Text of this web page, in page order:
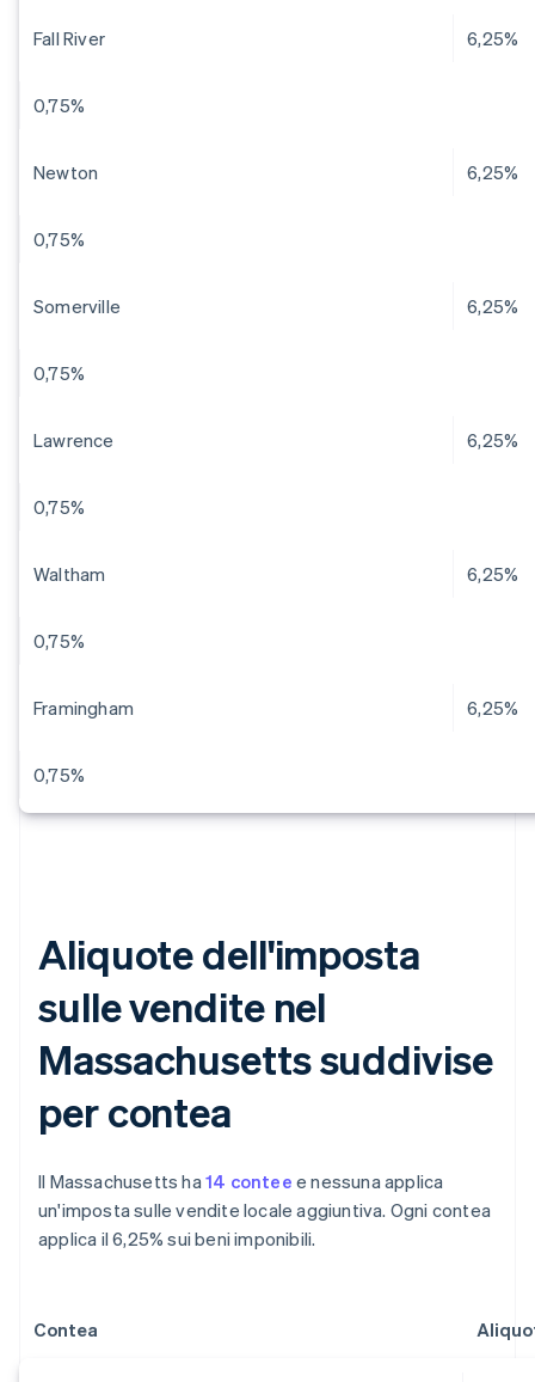
Fall River 6,25%
0,75%
Newton 6,25%
0,75%
Somerville 6,25%
0,75%
Lawrence 6,25%
0,75%
Waltham 6,25%
0,75%
Framingham 6,25%
0,75%
Aliquote dell'imposta
sulle vendite nel
Massachusetts suddivise
per contea
Il Massachusetts ha14 contee e nessuna applica
un'imposta sulle vendite locale aggiuntiva. Ogni contea
applica il 6,25% sui beni imponibili.
Contea